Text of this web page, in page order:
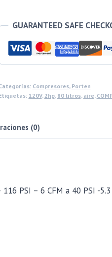
GUARANTEED SAFE
Compresores, Porten
120V, 2hp, 80 litros, aire,
(0)
PSI – 6 CFM a 40 PSI -5.3